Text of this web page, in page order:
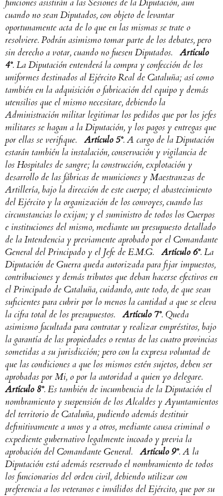
funciones asistirán a las Sesiones de la Diputación, aun
cuando no sean Diputados, con objeto de levantar
oportunamente acta de lo que en las mismas se trate o
resolviere. Podrán asimismo tomar parte de los debates, pero
sin derecho a votar, cuando no fuesen Diputados. Artículo
4°. La Diputación entenderá la compra y confección de los
uniformes destinados al Ejército Real de Cataluña; así como
también en la adquisición o fabricación del equipo y demás
utensilios que el mismo necesitare, debiendo la
Administración militar legitimar los pedidos que por los jefes
militares se hagan a la Diputación, y los pagos y entregas que
por ellas se verifique. Artículo 5°. A cargo de la Diputación
estarán también la instalación, conservación y vigilancia de
los Hospitales de sangre; la construcción, explotación y
desarrollo de las fábricas de municiones y Maestranzas de
Artillería, bajo la dirección de este cuerpo; el abastecimiento
del Ejército y la organización de los convoyes, cuando las
circunstancias lo exijan; y el suministro de todos los Cuerpos
e instituciones del mismo, mediante un presupuesto detallado
de la Intendencia y previamente aprobado por el Comandante
General del Principado y el Jefe de E.M.G. Artículo 6°. La
Diputación de Guerra queda autorizada para fijar impuestos,
contribuciones y demás tributos que deban hacerse efectivos en
el Principado de Cataluña, cuidando, ante todo, de que sean
suficientes para cubrir por lo menos la cantidad a que se eleva
la cifra total de los presupuestos. Artículo 7°. Queda
asimismo facultada para contratar y realizar empréstitos, bajo
la garantía de las propiedades o rentas de las cuatro provincias
sometidas a su jurisdicción; pero con la expresa voluntad de
que las condiciones a que los mismos estén sujetos, deben ser
aprobadas por Mi, o por la autoridad a quien yo delegare.
Artículo 8°. Es también de incumbencia de la Diputación el
nombramiento y suspensión de los Alcaldes y Ayuntamientos
del territorio de Cataluña, pudiendo además destituir
definitivamente a unos y a otros, mediante causa criminal o
expediente gubernativo legalmente incoado y previa la
aprobación del Comandante General. Artículo 9°. A la
Diputación está además reservado el nombramiento de todos
los funcionarios del orden civil, debiendo utilizar con
preferencia a los veteranos e inválidos del Ejército, que por su